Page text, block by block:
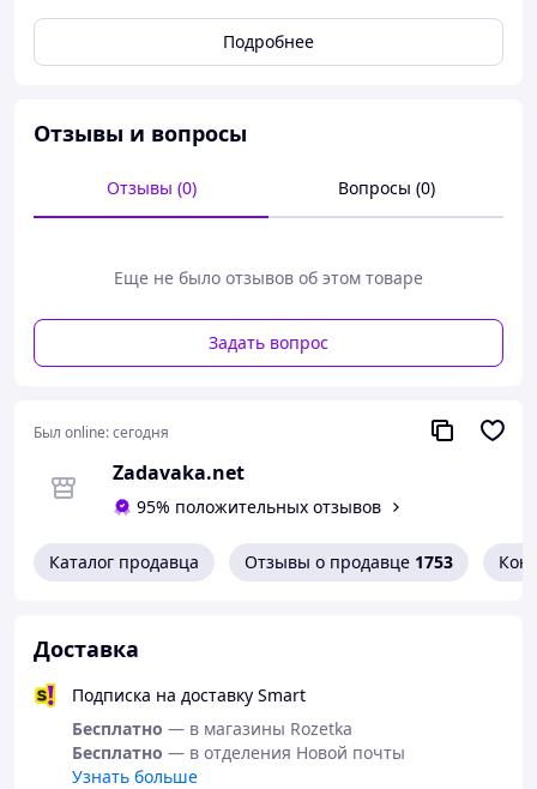
Вот составляющие успеха тортовых свечей.
Такая свеча непременно подарит хорошее
Она изготовлена из высококачественного
получаса.
Длина свечи без ножки 55 мм.
Размер упаковки 70 х 150 мм.
Подробнее
Отзывы и вопросы
Отзывы (0) Вопросы (0)
Еще не было отзывов об этом товаре
Задать вопрос
Был online:сегодня
Zadavaka.net
95% положительных отзывов
Каталог продавца Отзывы о продавце 1753
Доставка
Подписка на доставку Smart
Бесплатно — в магазины Rozetka
Бесплатно — в отделения Новой почты
Узнать больше